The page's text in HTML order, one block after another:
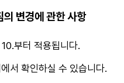
변경에 관한 사항
부터 적용됩니다.
서 확인하실 수 있습니다.